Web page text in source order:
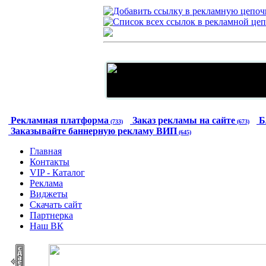
Рекламная платформа (733) Заказ рекламы на сайте (673)
Заказывайте баннерную рекламу ВИП (645)
Главная
Контакты
VIP - Каталог
Реклама
Виджеты
Скачать сайт
Партнерка
Наш ВК